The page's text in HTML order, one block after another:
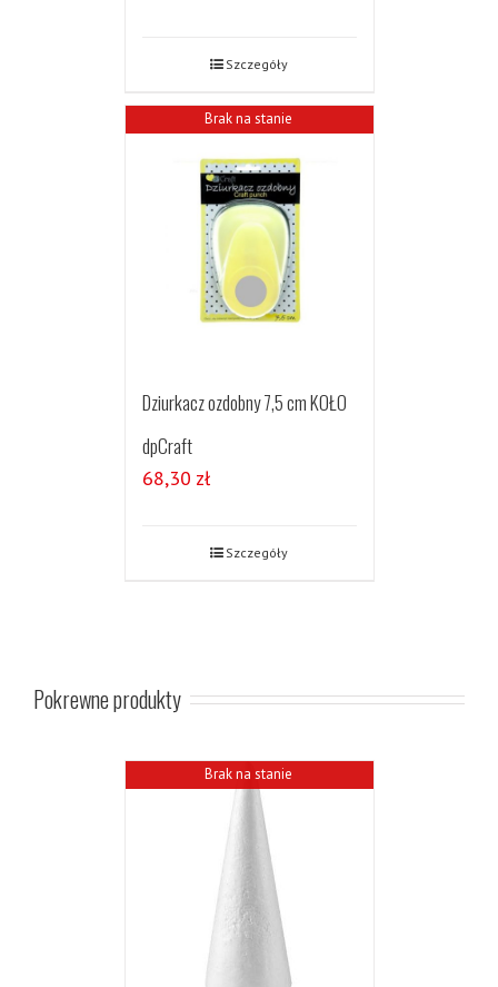
Szczegóły
Brak na stanie
Dziurkacz ozdobny 7,5 cm KOŁO
dpCraft
68,30 zł
Szczegóły
Pokrewne produkty
Brak na stanie